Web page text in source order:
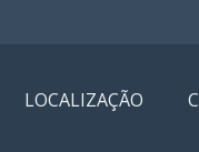
LOCALIZAÇÃO